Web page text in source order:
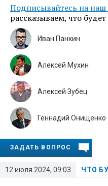
Подписывайтесь на наш
рассказываем, что
12 июля 2024, 09:03 ЧТО
Иван Панкин
Алексей Мухин
Алексей Зубец
Геннадий Онищенко
ЗАДАТЬ ВОПРОС